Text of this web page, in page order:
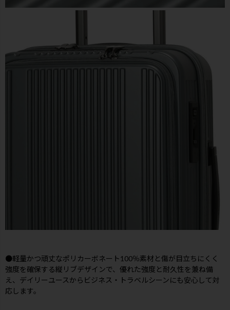
●軽量かつ頑丈なポリカーボネート100％素材と傷が目立ちにくく
強度を確保する縦リブデザインで、優れた強度と耐久性を兼ね備
え、デイリーユースからビジネス・トラベルシーンにも安心して対
応します。